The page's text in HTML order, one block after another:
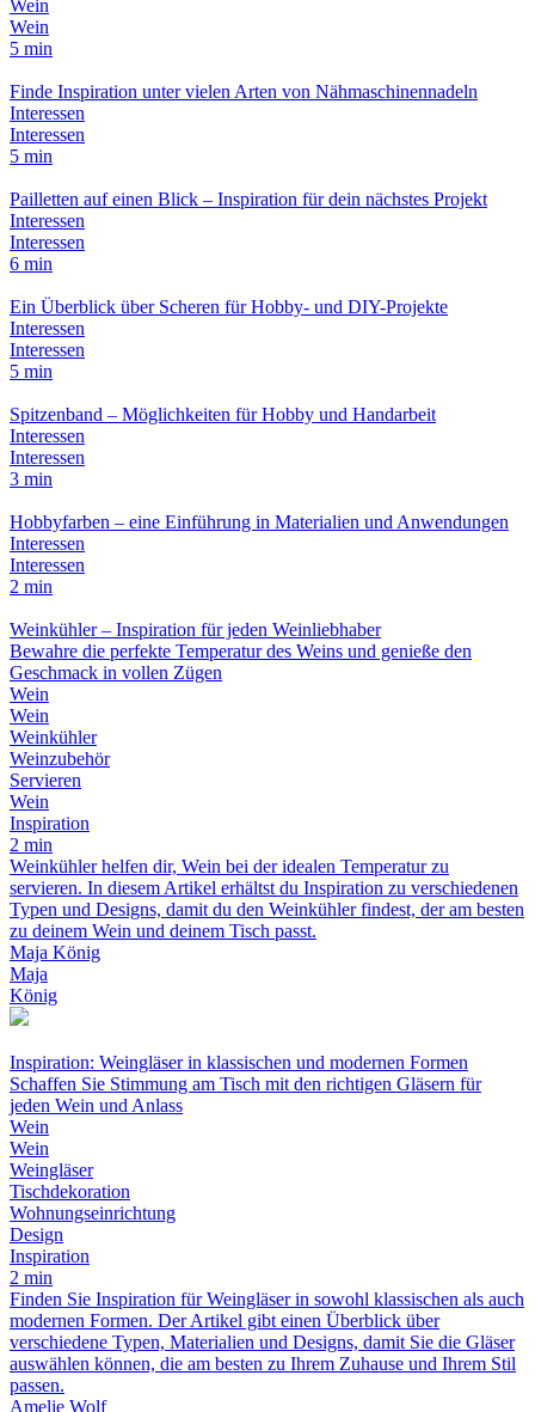
Wein
Wein
5 min
Finde Inspiration unter vielen Arten von Nähmaschinennadeln
Interessen
Interessen
5 min
Pailletten auf einen Blick – Inspiration für dein nächstes Projekt
Interessen
Interessen
6 min
Ein Überblick über Scheren für Hobby- und DIY-Projekte
Interessen
Interessen
5 min
Spitzenband – Möglichkeiten für Hobby und Handarbeit
Interessen
Interessen
3 min
Hobbyfarben – eine Einführung in Materialien und Anwendungen
Interessen
Interessen
2 min
Weinkühler – Inspiration für jeden Weinliebhaber
Bewahre die perfekte Temperatur des Weins und genieße den
Geschmack in vollen Zügen
Wein
Wein
Weinkühler
Weinzubehör
Servieren
Wein
Inspiration
2 min
Weinkühler helfen dir, Wein bei der idealen Temperatur zu
servieren. In diesem Artikel erhältst du Inspiration zu verschiedenen
Typen und Designs, damit du den Weinkühler findest, der am besten
zu deinem Wein und deinem Tisch passt.
Maja König
Maja
König
Inspiration: Weingläser in klassischen und modernen Formen
Schaffen Sie Stimmung am Tisch mit den richtigen Gläsern für
jeden Wein und Anlass
Wein
Wein
Weingläser
Tischdekoration
Wohnungseinrichtung
Design
Inspiration
2 min
Finden Sie Inspiration für Weingläser in sowohl klassischen als auch
modernen Formen. Der Artikel gibt einen Überblick über
verschiedene Typen, Materialien und Designs, damit Sie die Gläser
auswählen können, die am besten zu Ihrem Zuhause und Ihrem Stil
passen.
Amelie Wolf